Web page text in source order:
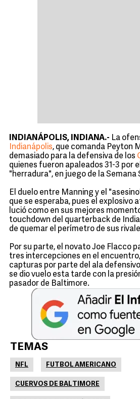
INDIANÁPOLIS, INDIANA.- La
Indianápolis, que comanda Peyton
demasiado para la defensiva de los
quienes fueron apaleados 31-3 por
"herradura", en juego de la Semana
El duelo entre Manning y el
que se esperaba, pues el explosivo
lució como en sus mejores
touchdown del quarterback de
de quemar el perímetro de sus
Por su parte, el novato Joe Flacco
tres intercepciones en el
capturas por parte del ala
se dio vuelo esta tarde con la
pasador de Baltimore.
TEMAS
NFL FUTBOL AMERICANO
CUERVOS DE BALTIMORE